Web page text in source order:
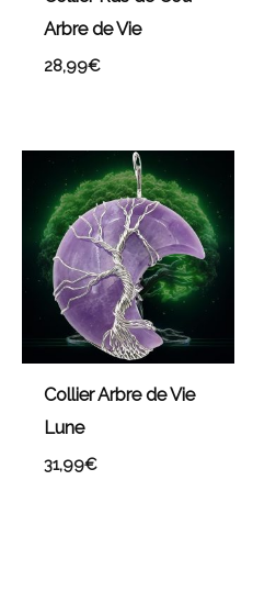
Arbre de Vie
28,99€
Collier Arbre de Vie
Lune
31,99€